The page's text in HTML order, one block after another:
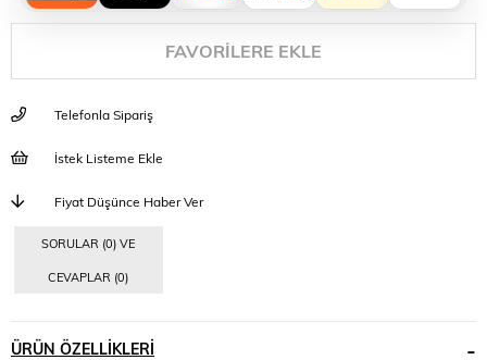
FAVORILERE EKLE
Telefonla Sipariş
İstek Listeme Ekle
Fiyat Düşünce Haber Ver
SORULAR (0) VE
CEVAPLAR (0)
ÜRÜN ÖZELLIKLERI